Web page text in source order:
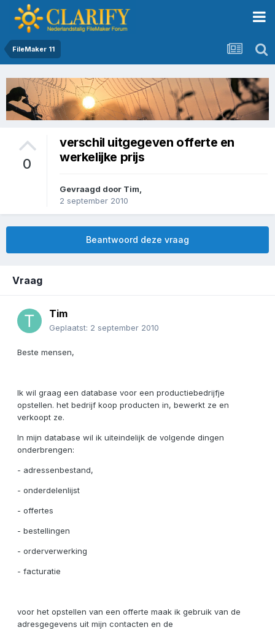
FileMaker 11
0
verschil uitgegeven offerte en
werkelijke prijs
Gevraagd door Tim
2 september 2010
Beantwoord deze vraag
Vraag
Tim
Geplaatst: 2 september 2010
Beste mensen,
Ik wil graag een database voor een productiebedrijfje
opstellen. het bedrijf koop producten in, bewerkt ze en
verkoopt ze.
In mijn database wil ik uiteindelijk de volgende dingen
onderbrengen:
- adressenbestand,
- onderdelenlijst
- offertes
- bestellingen
- orderverwerking
- facturatie
voor het opstellen van een offerte maak ik gebruik van de
adresgegevens uit mijn contacten en de